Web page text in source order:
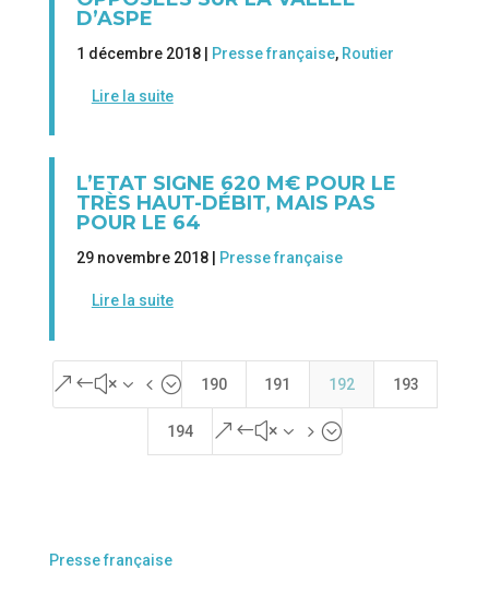
D’ASPE
1 décembre 2018 | Presse française, Routier
Lire la suite
L’ETAT SIGNE 620 M€ POUR LE
TRÈS HAUT-DÉBIT, MAIS PAS
POUR LE 64
29 novembre 2018 | Presse française
Lire la suite
&#x34; 190 191 192 193
194 &#x35;
Presse française